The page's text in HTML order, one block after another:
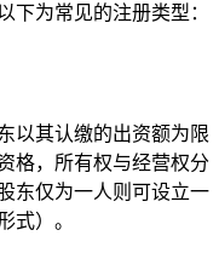
下为常见的注册类型：
其认缴的出资额为限
格，所有权与经营权分
东仅为一人则可设立一
式）。